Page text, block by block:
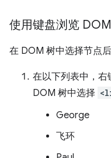
使用键盘浏览
在 DOM 树中选择节点
在以下列表中，右
DOM 树中选择
George
飞环